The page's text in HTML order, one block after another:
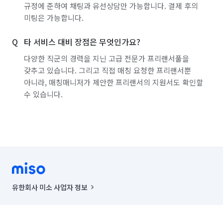
규정에 준하여 채팅과 유선상담만 가능합니다. 결제 후의
미팅은 가능합니다.
타 서비스 대비 장점은 무엇인가요?
다양한 직군의 경력을 지닌 고급 전문가 프리랜서풀을
갖추고 있습니다. 그리고 직접 매칭 요청한 프리랜서뿐
아니라, 매칭매니저가 제안한 프리랜서의 지원서도 확인할
수 있습니다.
유한회사 미소 사업자 정보